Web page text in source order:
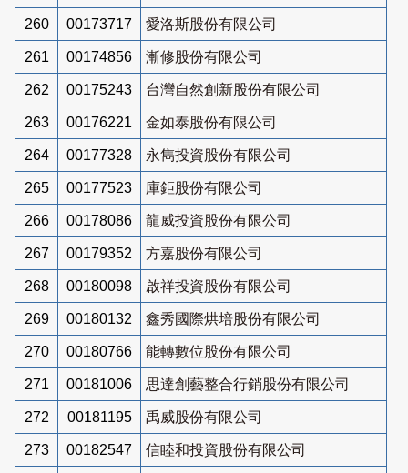
260 00173717 愛洛斯股份有限公司
261 00174856 漸修股份有限公司
262 00175243 台灣自然創新股份有限公司
263 00176221 金如泰股份有限公司
264 00177328 永雋投資股份有限公司
265 00177523 庫鉅股份有限公司
266 00178086 龍威投資股份有限公司
267 00179352 方嘉股份有限公司
268 00180098 啟祥投資股份有限公司
269 00180132 鑫秀國際烘培股份有限公司
270 00180766 能轉數位股份有限公司
271 00181006 思達創藝整合行銷股份有限公司
272 00181195 禹威股份有限公司
273 00182547 信睦和投資股份有限公司